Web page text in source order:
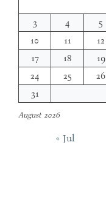
August 2026
3
4 5
10
11 12
17
18 19
24
25 26
31
« Jul